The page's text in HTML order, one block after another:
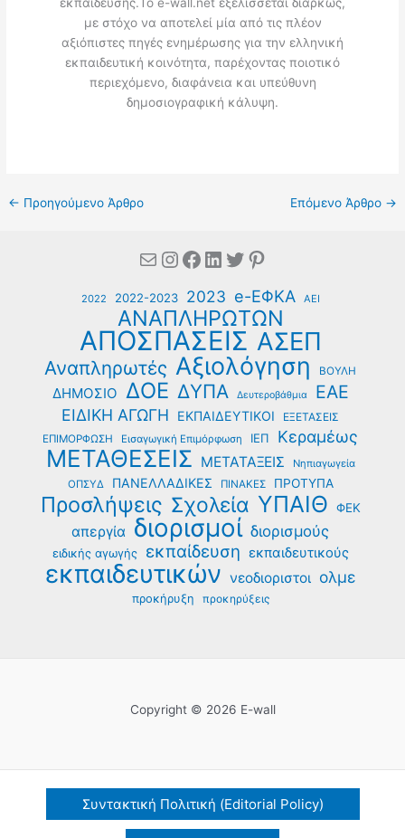
με στόχο να αποτελεί μία από τις πλέον
αξιόπιστες πηγές ενημέρωσης για την ελληνική
εκπαιδευτική κοινότητα, παρέχοντας ποιοτικό
περιεχόμενο, διαφάνεια και υπεύθυνη
δημοσιογραφική κάλυψη.
← Προηγούμενο Άρθρο Επόμενο Άρθρο →
MailInstagram
Facebook
Linkedin
Twitter
Pinterest
2022 2022-2023 2023 e-ΕΦΚΑ ΑΕΙ
ΑΝΑΠΛΗΡΩΤΩΝ
ΑΠΟΣΠΑΣΕΙΣ ΑΣΕΠ
Αναπληρωτές Αξιολόγηση ΒΟΥΛΗ
ΔΗΜΟΣΙΟ ΔΟΕ ΔΥΠΑ Δευτεροβάθμια ΕΑΕ
ΕΙΔΙΚΗ ΑΓΩΓΗ ΕΚΠΑΙΔΕΥΤΙΚΟΙ ΕΞΕΤΑΣΕΙΣ
ΕΠΙΜΟΡΦΩΣΗ Εισαγωγική Επιμόρφωση ΙΕΠ Κεραμέως
ΜΕΤΑΘΕΣΕΙΣ ΜΕΤΑΤΑΞΕΙΣ
Νηπιαγωγεία
ΟΠΣΥΔ
ΠΑΝΕΛΛΑΔΙΚΕΣ ΠΙΝΑΚΕΣ ΠΡΟΤΥΠΑ
Προσλήψεις Σχολεία ΥΠΑΙΘ ΦΕΚ
απεργία διορισμοί διορισμούς
ειδικής αγωγής εκπαίδευση εκπαιδευτικούς
εκπαιδευτικών νεοδιοριστοι ολμε
προκήρυξη προκηρύξεις
Copyright © 2026 E-wall
Συντακτική Πολιτική (Editorial Policy)